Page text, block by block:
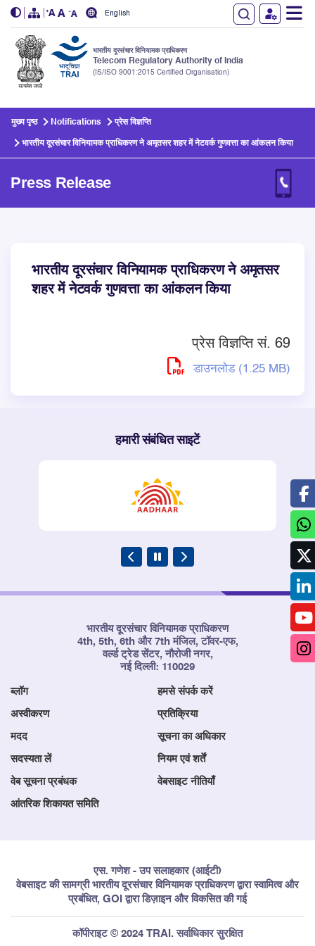
English
भारतीय दूरसंचार विनियामक प्राधिकरण
Telecom Regulatory Authority of India
(IS/ISO 9001:2015 Certified Organisation)
मुख्य पृष्ठ Notifications प्रेस विज्ञप्ति
भारतीय दूरसंचार विनियामक प्राधिकरण ने अमृतसर शहर में नेटवर्क गुणवत्ता का आंकलन किया
Press Release
भारतीय दूरसंचार विनियामक प्राधिकरण ने अमृतसर
शहर में नेटवर्क गुणवत्ता का आंकलन किया
प्रेस विज्ञप्ति सं. 69
डाउनलोड (1.25 MB)
हमारी संबंधित साइटें
भारतीय दूरसंचार विनियामक प्राधिकरण
4th, 5th, 6th और 7th मंजिल, टॉवर-एफ,
वर्ल्ड ट्रेड सेंटर, नौरोजी नगर,
नई दिल्ली: 110029
ब्लॉग हमसे संपर्क करें
अस्वीकरण प्रतिक्रिया
मदद सूचना का अधिकार
सदस्यता लें नियम एवं शर्तें
वेब सूचना प्रबंधक वेबसाइट नीतियाँ
आंतरिक शिकायत समिति
एस. गणेश - उप सलाहकार (आईटी)
वेबसाइट की सामग्री भारतीय दूरसंचार विनियामक प्राधिकरण द्वारा स्वामित्व और
प्रबंधित, GOI द्वारा डिज़ाइन और विकसित की गई
कॉपीराइट © 2024 TRAI. सर्वाधिकार सुरक्षित